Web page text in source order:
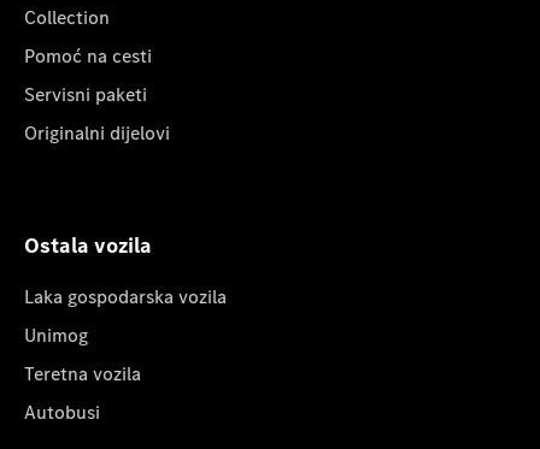
Collection
Pomoć na cesti
Servisni paketi
Originalni dijelovi
Ostala vozila
Laka gospodarska vozila
Unimog
Teretna vozila
Autobusi